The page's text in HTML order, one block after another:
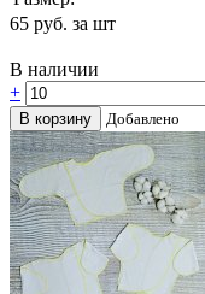
65 руб. за шт
В наличии
+
В корзину Добавлено